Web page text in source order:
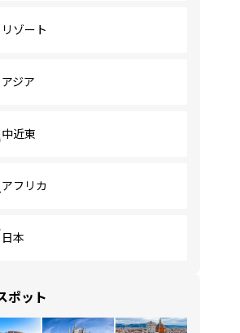
リゾート
アジア
中近東
アフリカ
日本
ポット